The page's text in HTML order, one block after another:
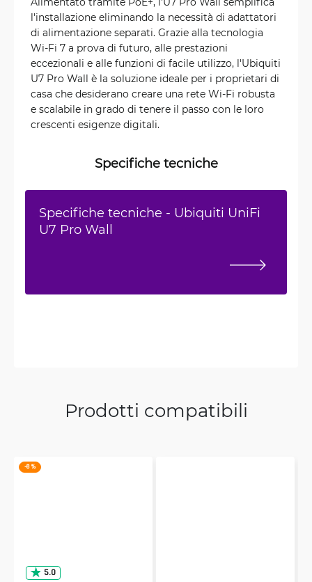
l'installazione eliminando la necessità di adattatori
di alimentazione separati. Grazie alla tecnologia
Wi-Fi 7 a prova di futuro, alle prestazioni
eccezionali e alle funzioni di facile utilizzo, l'Ubiquiti
U7 Pro Wall è la soluzione ideale per i proprietari di
casa che desiderano creare una rete Wi-Fi robusta
e scalabile in grado di tenere il passo con le loro
crescenti esigenze digitali.
Specifiche tecniche
Specifiche tecniche - Ubiquiti UniFi
U7 Pro Wall
Prodotti compatibili
-8 %
5.0